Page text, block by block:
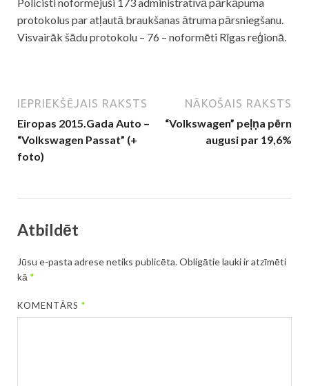
Policisti noformējuši 173 administratīvā pārkāpuma
protokolus par atļautā braukšanas ātruma pārsniegšanu.
Visvairāk šādu protokolu – 76 – noformēti Rīgas reģionā.
IEPRIEKŠĒJAIS RAKSTS
Eiropas 2015.Gada Auto –
“Volkswagen Passat” (+
foto)
NĀKOŠAIS RAKSTS
“Volkswagen” peļņa pērn
augusi par 19,6%
Atbildēt
Jūsu e-pasta adrese netiks publicēta.Obligātie lauki ir atzīmēti
kā *
KOMENTĀRS*